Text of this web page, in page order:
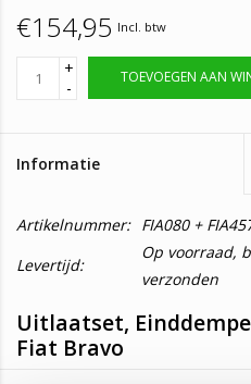
€154,95 Incl. btw
+
-
TOEVOEGEN AAN
Informatie
Artikelnummer: FIA080 +
Levertijd:
Op voorraad,
verzonden
Uitlaatset,
Fiat Bravo